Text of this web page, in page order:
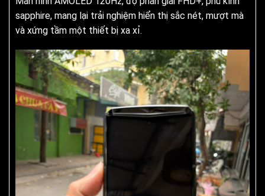
sapphire, mang lại trải nghiệm hiển thị sắc nét, mượt mà
và xứng tầm một thiết bị xa xỉ.